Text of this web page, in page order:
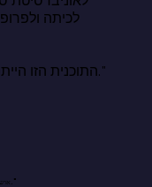
התוכנית הזו הייתה תענוג, באופן אישי, אקדמי ומקצועי."
"אושר לא נמצא במה שאנחנו יודעים. הוא נמצא במה שאנחנו עושים שוב ושוב."